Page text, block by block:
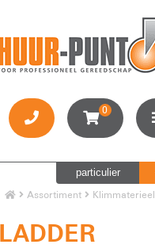
0
particulier
Assortiment Klimmaterieel